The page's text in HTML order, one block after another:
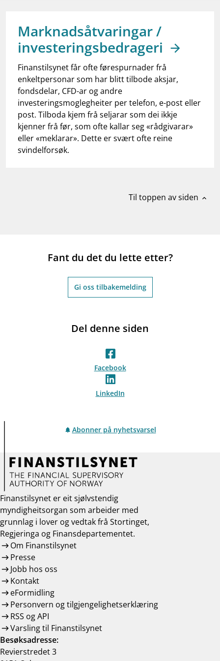
dashboardInformasjon for investorer
notifications_noneAbonner på nyhetsvarsel
Marknadsåtvaringar /
investeringsbedrageri
Finanstilsynet får ofte førespurnader frå
enkeltpersonar som har blitt tilbode aksjar,
fondsdelar, CFD-ar og andre
investeringsmoglegheiter per telefon, e-post eller
post. Tilboda kjem frå seljarar som dei ikkje
kjenner frå før, som ofte kallar seg «rådgivarar»
eller «meklarar». Dette er svært ofte reine
svindelforsøk.
Til toppen av siden expand_less
Fant du det du lette etter?
Gi oss tilbakemelding
Del denne siden
Facebook
LinkedIn
Abonner på nyhetsvarsel
Finanstilsynet er eit sjølvstendig
myndigheitsorgan som arbeider med
grunnlag i lover og vedtak frå Stortinget,
Regjeringa og Finansdepartementet.
Om Finanstilsynet
Presse
Jobb hos oss
Kontakt
eFormidling
Personvern og tilgjengelighetserklæring
RSS og API
Varsling til Finanstilsynet
Besøksadresse:
Revierstredet 3